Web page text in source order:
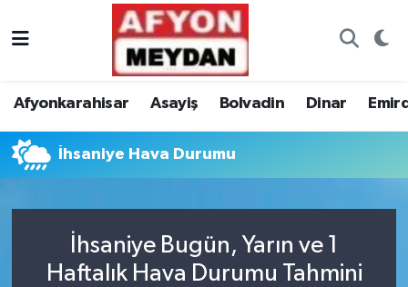
Afyonkarahisar Asayiş Bolvadin Dinar
İhsaniye Hava Durumu
İhsaniye Bugün, Yarın ve 1
Haftalık Hava Durumu Tahmini
Nöbetçi Eczaneler
Trafik Durumu
Süper Lig Puan Durumu ve Fikstür
Tüm Manşetler